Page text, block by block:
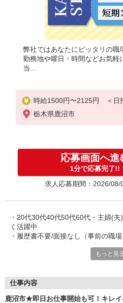
弊社ではあなたにピッタリの職
勤務地や曜日・時間などお気軽
当...
時給1500円〜2125円 ＜日
全支給(ガソリン代含む)＞
栃木県鹿沼市
応募画面へ進
1分で応募完了!!
求人応募期間：2026/08/
・20代30代40代50代60代・主婦(
く活躍中
・履歴書不要/面接なし（事前の職場
もっと見
仕事内容
鹿沼市★即日お仕事開始も可！キレ